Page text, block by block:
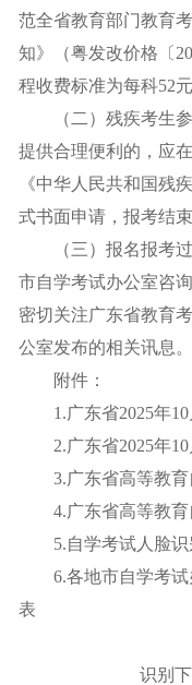
范全省教育部门教育
知》（粤发改价格〔
程收费标准为每科52元
（二）残疾考生
提供合理便利的，应
《中华人民共和国残
式书面申请，报考结
（三）报名报考
市自学考试办公室咨
密切关注广东省教育
公室发布的相关讯息。
附件：
1.广东省2025年
2.广东省2025年
3.广东省高等教
4.广东省高等教
5.自学考试人脸
6.各地市自学考试
表
识别